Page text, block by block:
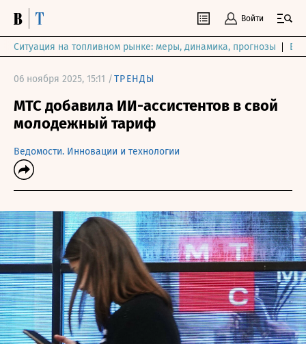
Войти
Ситуация на топливном рынке: меры, динамика, прогнозы
06 ноября 2025, 15:11 /ТРЕНДЫ
МТС добавила ИИ-ассистентов в свой
молодежный тариф
Ведомости. Инновации и технологии